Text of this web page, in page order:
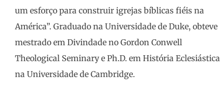
um esforço para construir igrejas bíblicas fiéis na
América”. Graduado na Universidade de Duke, obteve
mestrado em Divindade no Gordon Conwell
Theological Seminary e Ph.D. em História Eclesiástica
na Universidade de Cambridge.